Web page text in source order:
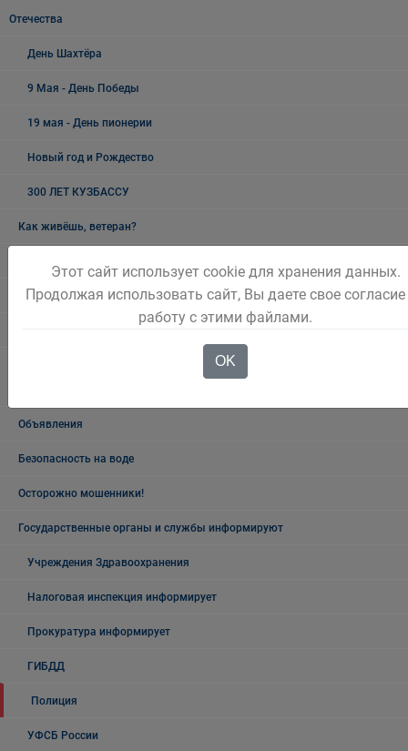
Отечества
День Шахтёра
9 Мая - День Победы
19 мая - День пионерии
Новый год и Рождество
300 ЛЕТ КУЗБАССУ
Как живёшь, ветеран?
Ветеранский вестник
Памятники, обелиски, монументы, мемориальные комплексы
Объявления
Безопасность на воде
Осторожно мошенники!
Государственные органы и службы информируют
Учреждения Здравоохранения
Налоговая инспекция информирует
Прокуратура информирует
ГИБДД
Полиция
УФСБ России
Этот сайт использует cookie для хранения данных.
Продолжая использовать сайт, Вы даете свое
работу с этими файлами.
OK